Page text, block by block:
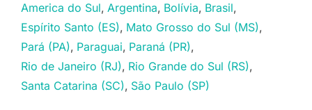
America do Sul Argentina Bolívia Brasil
Espírito Santo (ES) Mato Grosso do Sul (MS)
Pará (PA) Paraguai Paraná (PR)
Rio de Janeiro (RJ) Rio Grande do Sul (RS)
Santa Catarina (SC) São Paulo (SP)